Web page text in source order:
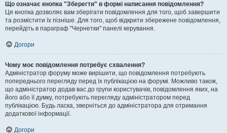
Що означає кнопка "Зберегти" в формі написання повідомлення?
Ця кнопка дозволяє вам зберігати повідомлення для того, щоб завершити
та розмістити їх пізніше. Для того, щоб відкрити збережене повідомлення,
перейдіть в параграф "Чернетки" панелі керування.
Догори
Чому моє повідомлення потребує схвалення?
Адміністратор форуму може вирішити, що повідомлення потребують
попереднього перегляду перед їх публікацією на форумі. Можливо також,
що адміністратор додав вас до групи користувачів, повідомлення яких, на
його або її думку, потребують перегляду адміністратором перед
публікацією. Будь ласка, зверніться до адміністратора для отримання
додаткової інформації.
Догори